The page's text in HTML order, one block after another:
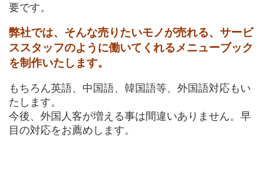
要です。
弊社では、そんな売りたいモノが売れる、サービ
ススタッフのように働いてくれるメニューブック
を制作いたします。
もちろん英語、中国語、韓国語等、外国語対応もい
たします。
今後、外国人客が増える事は間違いありません。早
目の対応をお薦めします。